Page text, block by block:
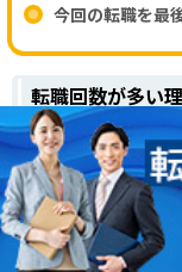
今回の転職を最
転職回数が多い
転職回数が多い人
しょう。先に答え
したり言い淀んでし
まいます。